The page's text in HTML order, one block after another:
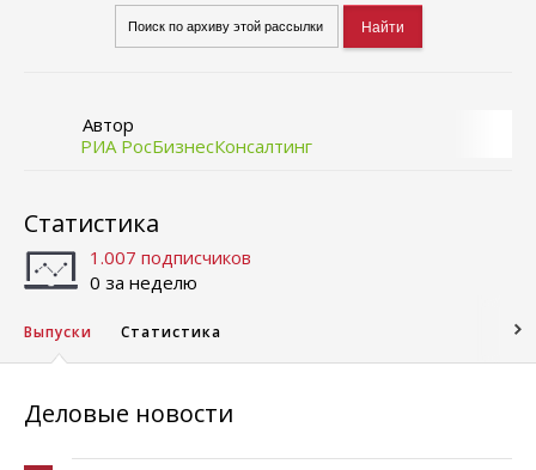
Автор
РИА РосБизнесКонсалтинг
Статистика
1.007 подписчиков
0 за неделю
Выпуски Статистика
Деловые новости